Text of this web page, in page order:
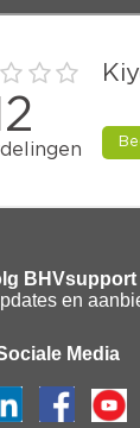
BHVsupport
en
Media